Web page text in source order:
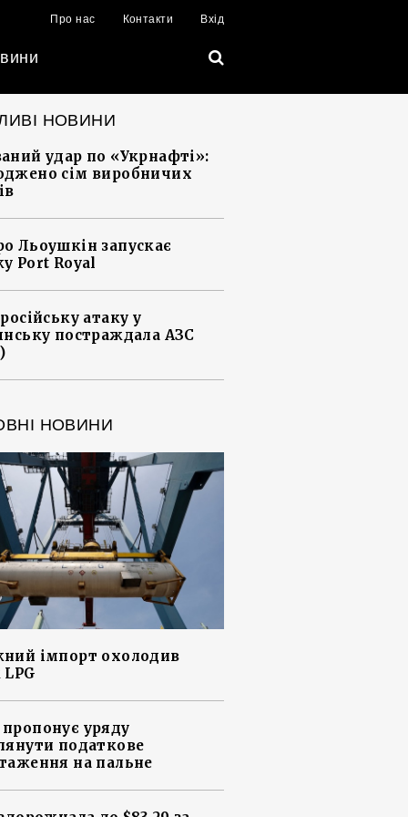
Про нас Контакти Вхід
НОВИНИ
удар по «Укрнафті»:
сім виробничих
Льоушкін запускає
Port Royal
атаку у
постраждала АЗС
НОВИНИ
імпорт охолодив
уряду
податкове
на пальне